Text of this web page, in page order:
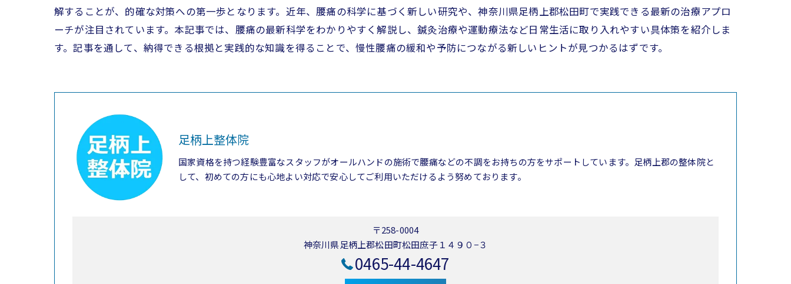
解することが、的確な対策への第一歩となります。近年、腰痛の科学に基づく新しい研究や、神奈川県足柄上郡松田町で実践できる最新の治療アプロ
ーチが注目されています。本記事では、腰痛の最新科学をわかりやすく解説し、鍼灸治療や運動療法など日常生活に取り入れやすい具体策を紹介しま
す。記事を通して、納得できる根拠と実践的な知識を得ることで、慢性腰痛の緩和や予防につながる新しいヒントが見つかるはずです。
足柄上整体院
国家資格を持つ経験豊富なスタッフがオールハンドの施術で腰痛などの不調をお持ちの方をサポートしています。足柄上郡の整体院と
して、初めての方にも心地よい対応で安心してご利用いただけるよう努めております。
〒258-0004
神奈川県足柄上郡松田町松田庶子１４９０−３
0465-44-4647